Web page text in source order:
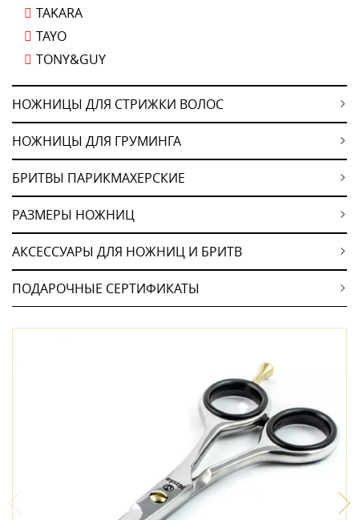
TAKARA
TAYO
TONY&GUY
НОЖНИЦЫ ДЛЯ СТРИЖКИ ВОЛОС
НОЖНИЦЫ ДЛЯ ГРУМИНГА
БРИТВЫ ПАРИКМАХЕРСКИЕ
РАЗМЕРЫ НОЖНИЦ
АКСЕССУАРЫ ДЛЯ НОЖНИЦ И БРИТВ
ПОДАРОЧНЫЕ СЕРТИФИКАТЫ